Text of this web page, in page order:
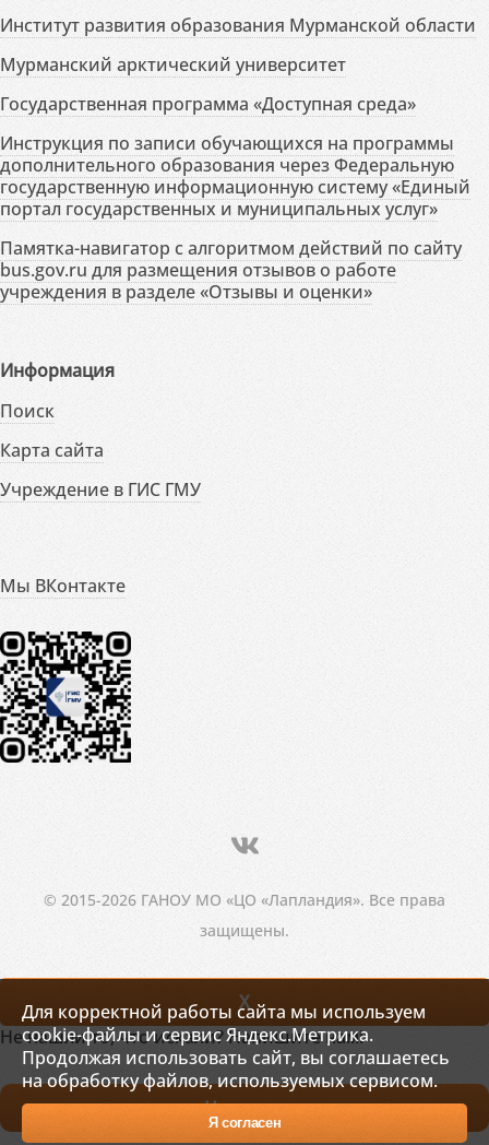
Институт развития образования Мурманской области
Мурманский арктический университет
Государственная программа «Доступная среда»
Инструкция по записи обучающихся на программы
дополнительного образования через Федеральную
государственную информационную систему «Единый
портал государственных и муниципальных услуг»
Памятка-навигатор с алгоритмом действий по сайту
bus.gov.ru для размещения отзывов о работе
учреждения в разделе «Отзывы и оценки»
Информация
Поиск
Карта сайта
Учреждение в ГИС ГМУ
Мы ВКонтакте
© 2015-2026 ГАНОУ МО «ЦО «Лапландия». Все права
защищены.
Для корректной работы сайта мы используем
cookie-файлы и сервис Яндекс.Метрика.
Продолжая использовать сайт, вы соглашаетесь
на обработку файлов, используемых сервисом.
Я согласен
X
Не нашли то, что искали? Напишите нам!
Написать